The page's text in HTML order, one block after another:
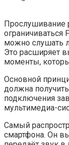
Прослушивание
ограничиваться
можно слушать
Это расширяет
моменты,
Основной
должна
подключения
мультимедиа-
Самый
смартфона. Он